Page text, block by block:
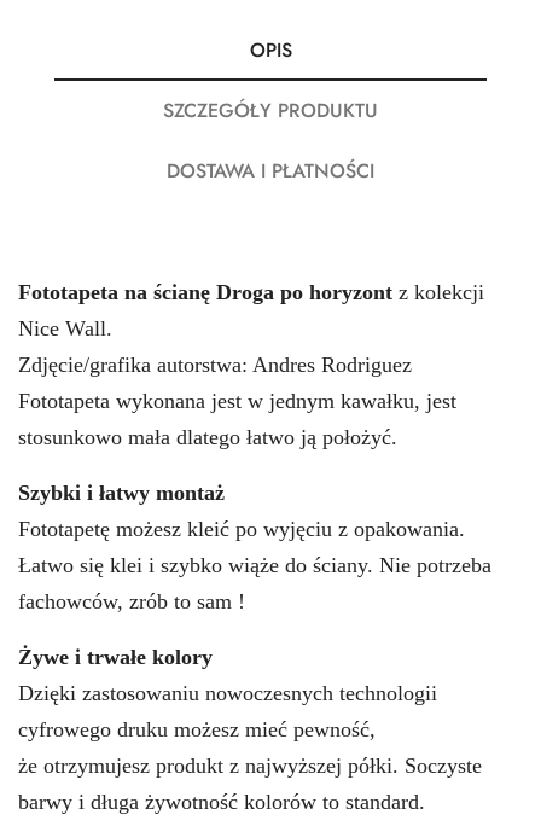
OPIS
SZCZEGÓŁY PRODUKTU
DOSTAWA I PŁATNOŚCI
Fototapeta na ścianę Droga po horyzont z kolekcji
Nice Wall.
Zdjęcie/grafika autorstwa: Andres Rodriguez
Fototapeta wykonana jest w jednym kawałku, jest
stosunkowo mała dlatego łatwo ją położyć.
Szybki i łatwy montaż
Fototapetę możesz kleić po wyjęciu z opakowania.
Łatwo się klei i szybko wiąże do ściany. Nie potrzeba
fachowców, zrób to sam !
Żywe i trwałe kolory
Dzięki zastosowaniu nowoczesnych technologii
cyfrowego druku możesz mieć pewność,
że otrzymujesz produkt z najwyższej półki. Soczyste
barwy i długa żywotność kolorów to standard.